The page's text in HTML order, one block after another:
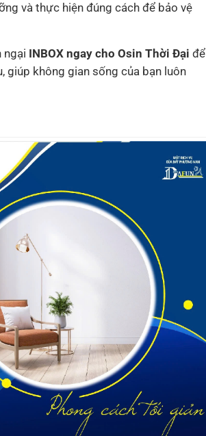
và thực hiện đúng cách để bảo vệ
ngại INBOX ngay cho Osin Thời Đại để
giúp không gian sống của bạn luôn